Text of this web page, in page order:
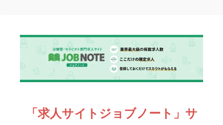
「求人サイトジョブノート」サ